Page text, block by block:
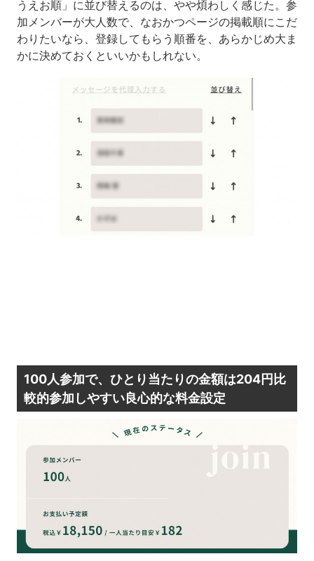
うえお順」に並び替えるのは、やや煩わしく感じた。参
加メンバーが大人数で、なおかつページの掲載順にこだ
わりたいなら、登録してもらう順番を、あらかじめ大ま
かに決めておくといいかもしれない。
100人参加で、ひとり当たりの金額は204円比
較的参加しやすい良心的な料金設定